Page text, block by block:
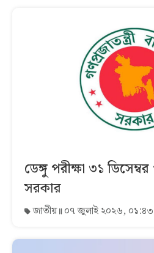
ডেঙ্গু পরীক্ষা ৩১
সরকার
জাতীয় ০৭ জুলাই ২০২৬,